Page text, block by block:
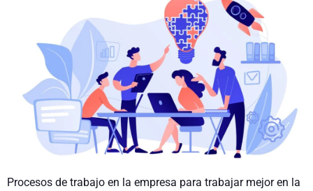
Procesos de trabajo en la empresa para trabajar mejor en la